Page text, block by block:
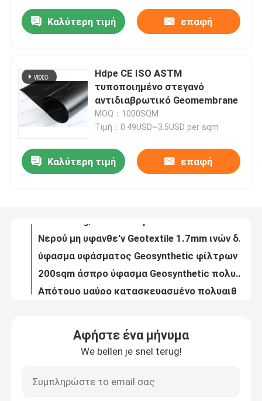
Προϊόντα
Περίπου εμείς
Ποιοτικός έλεγχος
Μεμβράνη Geosynthetic
Καλύτερη τιμή επαφή
Hdpe CE ISO ASTM
τυποποιημένο στεγανό
αντιδιαβρωτικό Geomembrane
MOQ：1000SQM
Τιμή：0.49USD~3.5USD per sqm
Καλύτερη τιμή επαφή
Hdpe Terpal ODM βεοπλασματικό Geomembrana σκάφος της γραμμής λιμνών Geomembrane
Αφήστε ένα μήνυμα
We bellen je snel terug!